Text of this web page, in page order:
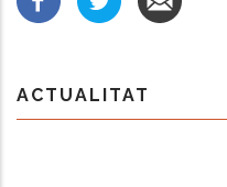
ACTUALITAT